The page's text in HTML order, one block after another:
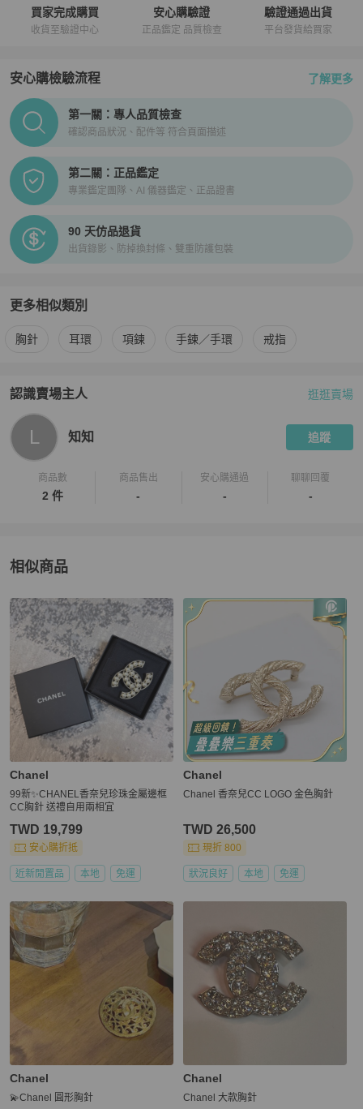
買家完成購買
收貨至驗證中心
安心購驗證
正品鑑定 品質檢查
驗證通過出貨
平台發貨給買家
安心購檢驗流程 了解更多
PopChill拍拍圈正品驗證、安心購檢驗流程介紹
第一關：專人品質檢查
確認商品狀況、配件等 符合頁面描述
第二關：正品鑑定
專業鑑定團隊、AI 儀器鑑定、正品證書
90 天仿品退貨
出貨錄影、防掉換封條、雙重防護包裝
更多相似類別
更多Chanel 女士配件 相似商品推薦
胸針 耳環 項鍊 手鍊／手環 戒指
認識賣場主人
PopChill 拍拍圈嚴選賣家
逛逛賣場
L 知知 追蹤
商品數
2 件
商品售出
-
安心購通過
-
聊聊回覆
-
相似商品
更多相似Chanel女士配件推薦精品
Chanel
99新✨CHANEL香奈兒珍珠金屬邊框
CC胸針 送禮自用兩相宜
TWD 19,799
安心購折抵
近新閒置品 本地 免運
Chanel
Chanel 香奈兒CC LOGO 金色胸針
TWD 26,500
現折 800
狀況良好 本地 免運
Chanel
💫Chanel 圓形胸針
Chanel
Chanel 大款胸針